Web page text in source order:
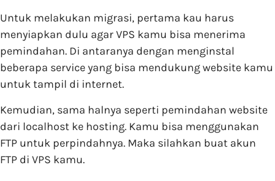
Untuk melakukan migrasi, pertama kau harus
menyiapkan dulu agar VPS kamu bisa menerima
pemindahan. Di antaranya dengan menginstal
beberapa service yang bisa mendukung website kamu
untuk tampil di internet.
Kemudian, sama halnya seperti pemindahan website
dari localhost ke hosting. Kamu bisa menggunakan
FTP untuk perpindahnya. Maka silahkan buat akun
FTP di VPS kamu.